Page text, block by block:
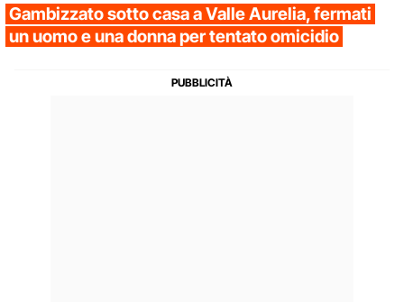
Gambizzato sotto casa a Valle Aurelia, fermati
un uomo e una donna per tentato omicidio